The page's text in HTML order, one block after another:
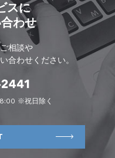
スに
わせ
相談や
合わせください。
※祝日除く